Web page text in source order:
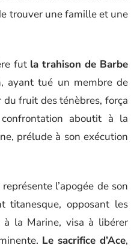
trouver une famille et une
fut la trahison de Barbe
ayant tué un membre de
du fruit des ténèbres, força
aboutit à la
prélude à son exécution
l’apogée de son
titanesque, opposant les
à la Marine, visa à libérer
Le sacrifice d’Ace,